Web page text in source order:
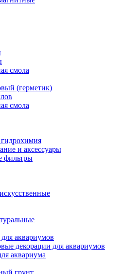
смола
(герметик)
смола
и аксессуары
фильтры
аквариумов
декорации для аквариумов
аквариума
грунт